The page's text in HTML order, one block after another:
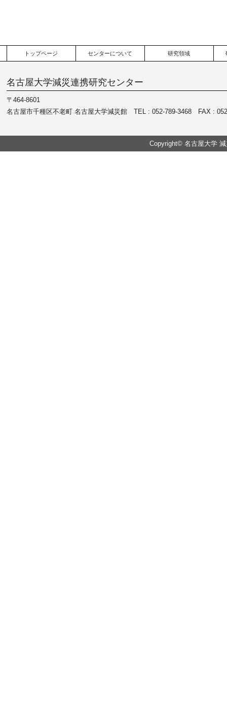
トップページ センターについて 研究領域
名古屋大学減災連携研究センター
〒464-8601
名古屋市千種区不老町 名古屋大学減災館 TEL : 052-789-3468 FAX :
Copyright© 名古屋大学